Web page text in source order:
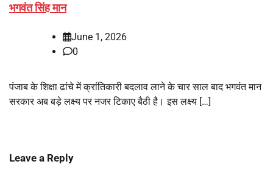
भगवंत सिंह मान
June 1, 2026
0
पंजाब के शिक्षा ढांचे में क्रांतिकारी बदलाव लाने के चार साल बाद भगवंत मान
सरकार अब बड़े लक्ष्य पर नजर टिकाए बैठी है। इस लक्ष्य […]
Leave a Reply